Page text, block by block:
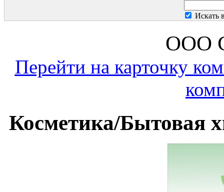
Искать
ООО
Перейти на карточку
Косметика/Бытовая